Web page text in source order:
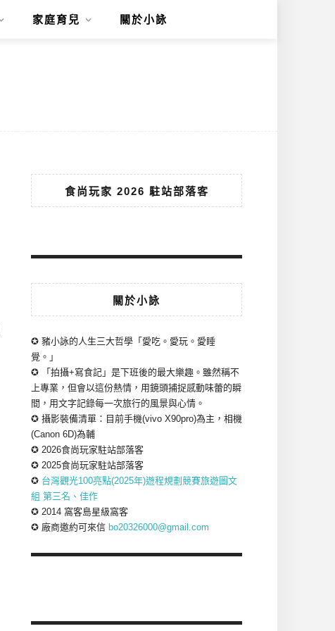
家庭育兒 關於小詠
食尚玩家 2026 駐站部落客
關於小詠
✪ 豬小詠的人生三大哲學「愛吃。愛玩。愛睡
覺。」
✪ 「拍攝+寫食記」是下班後的最大樂趣。雖然稱不
上專業，但會以這份熱情，用鏡頭捕捉感動味蕾的瞬
間，用文字記錄每一次旅行的風景與心情。
✪ 攝影裝備清單：目前手機(vivo X90pro)為主，相機
(Canon 6D)為輔
✪ 2026食尚玩家駐站部落客
✪ 2025食尚玩家駐站部落客
✪ 台灣觀光100亮點(2025年)遊程規劃競賽旅遊圖文
組 第三名、佳作
✪ 2014 窩客島星級窩客
✪ 廠商邀約可來信 bo20326000@gmail.com